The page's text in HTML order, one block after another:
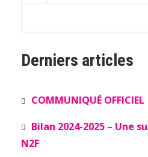
Derniers articles
COMMUNIQUÉ OFFICIEL
Bilan 2024-2025 – Une
N2F